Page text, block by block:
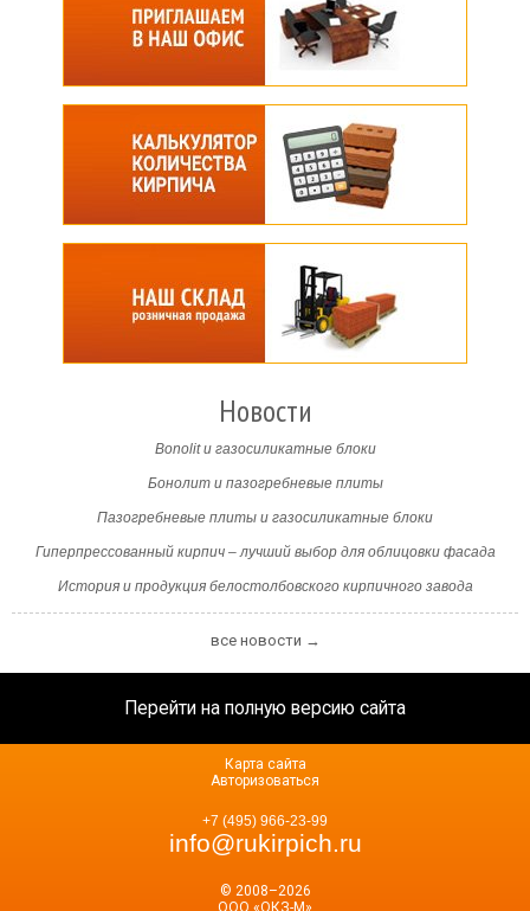
Новости
Bonolit и газосиликатные блоки
Бонолит и пазогребневые плиты
Пазогребневые плиты и газосиликатные блоки
Гиперпрессованный кирпич – лучший выбор для облицовки фасада
История и продукция белостолбовского кирпичного завода
все новости →
Перейти на полную версию сайта
© 2008–2026
ООО «ОКЗ-М»
+7 (495) 966-23-99
info@rukirpich.ru
Карта сайта
Авторизоваться